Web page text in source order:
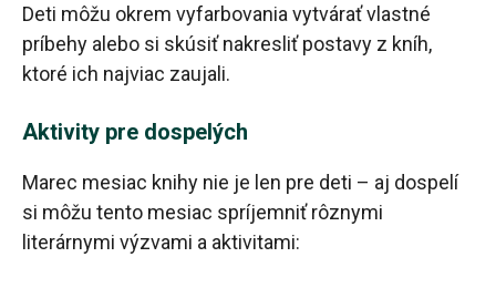
Deti môžu okrem vyfarbovania vytvárať vlastné
príbehy alebo si skúsiť nakresliť postavy z kníh,
ktoré ich najviac zaujali.
Aktivity pre dospelých
Marec mesiac knihy nie je len pre deti – aj dospelí
si môžu tento mesiac spríjemniť rôznymi
literárnymi výzvami a aktivitami: